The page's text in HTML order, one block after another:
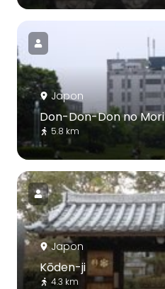
Japon
Don-Don-Don no Mori
5.8 km
Japon
Kōden-ji
4.3 km